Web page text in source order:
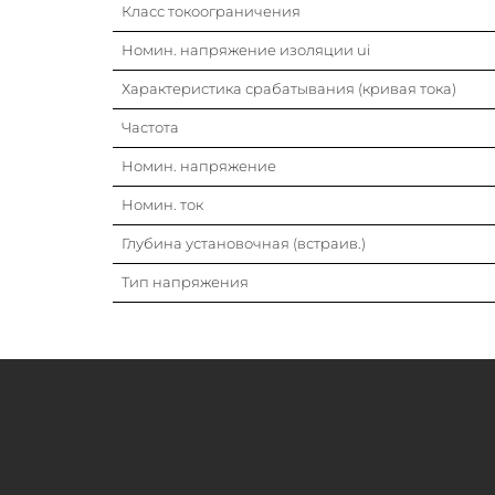
Класс токоограничения
Номин. напряжение изоляции ui
Характеристика срабатывания (кривая тока)
Частота
Номин. напряжение
Номин. ток
Глубина установочная (встраив.)
Тип напряжения